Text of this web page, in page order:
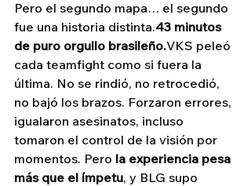
Pero el segundo mapa… el segundo
fue una historia distinta.43 minutos
de puro orgullo brasileño.VKS peleó
cada teamfight como si fuera la
última. No se rindió, no retrocedió,
no bajó los brazos. Forzaron errores,
igualaron asesinatos, incluso
tomaron el control de la visión por
momentos. Pero la experiencia pesa
más que el ímpetu, y BLG supo